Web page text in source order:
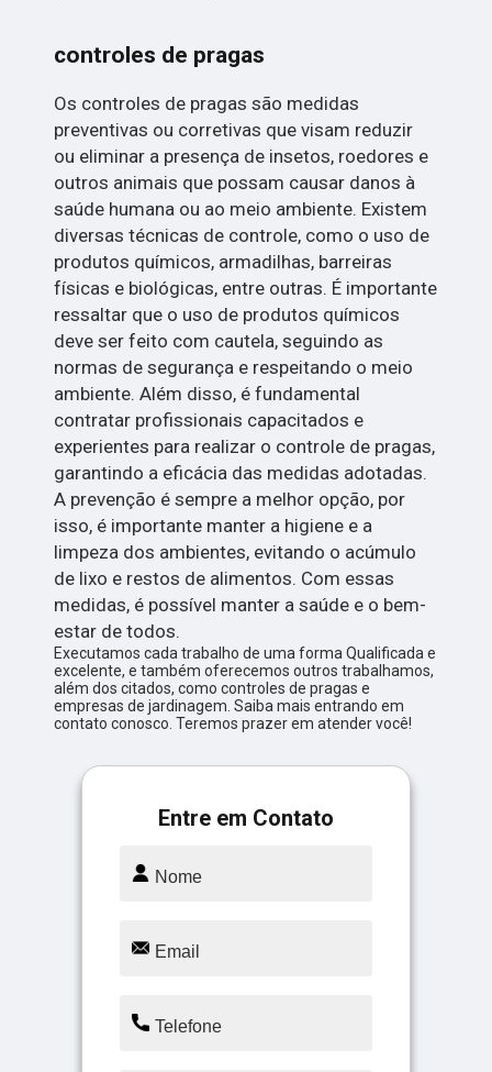
controles de pragas
Os controles de pragas são medidas
preventivas ou corretivas que visam reduzir
ou eliminar a presença de insetos, roedores e
outros animais que possam causar danos à
saúde humana ou ao meio ambiente. Existem
diversas técnicas de controle, como o uso de
produtos químicos, armadilhas, barreiras
físicas e biológicas, entre outras. É importante
ressaltar que o uso de produtos químicos
deve ser feito com cautela, seguindo as
normas de segurança e respeitando o meio
ambiente. Além disso, é fundamental
contratar profissionais capacitados e
experientes para realizar o controle de pragas,
garantindo a eficácia das medidas adotadas.
A prevenção é sempre a melhor opção, por
isso, é importante manter a higiene e a
limpeza dos ambientes, evitando o acúmulo
de lixo e restos de alimentos. Com essas
medidas, é possível manter a saúde e o bem-
estar de todos.
Executamos cada trabalho de uma forma Qualificada e
excelente, e também oferecemos outros trabalhamos,
além dos citados, como controles de pragas e
empresas de jardinagem. Saiba mais entrando em
contato conosco. Teremos prazer em atender você!
Entre em Contato